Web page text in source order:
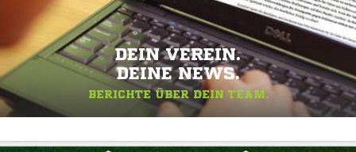
DEIN VEREIN.
DEINE NEWS.
BERICHTE ÜBER DEIN TEAM.